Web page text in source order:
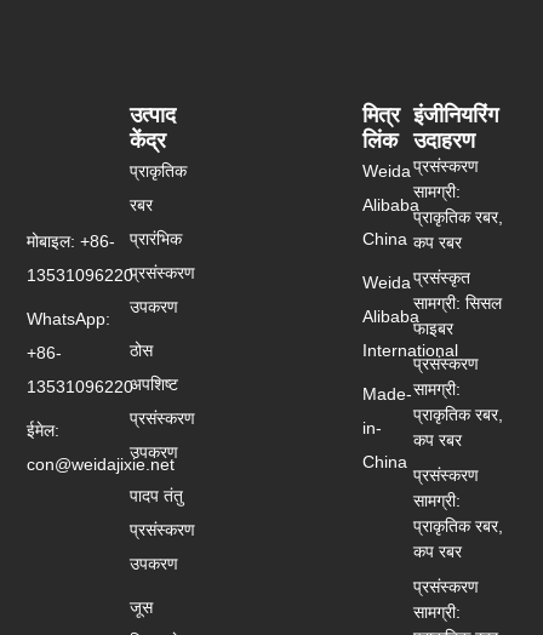
मित्र
लिंक
Weida
Alibaba
China
Weida
Alibaba
International
Made-
in-
China
उत्पाद
केंद्र
प्राकृतिक
रबर
प्रारंभिक
प्रसंस्करण
उपकरण
ठोस
अपशिष्ट
प्रसंस्करण
उपकरण
पादप तंतु
प्रसंस्करण
उपकरण
जूस
इंजीनियरिंग
उदाहरण
प्रसंस्करण
सामग्री:
प्राकृतिक रबर,
कप रबर
प्रसंस्कृत
सामग्री: सिसल
फाइबर
प्रसंस्करण
सामग्री:
प्राकृतिक रबर,
कप रबर
प्रसंस्करण
सामग्री:
प्राकृतिक रबर,
कप रबर
प्रसंस्करण
सामग्री:
मोबाइल: +86-
13531096220
WhatsApp:
+86-
13531096220
ईमेल:
con@weidajixie.net